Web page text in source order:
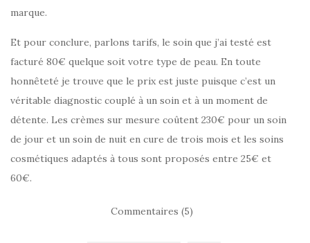
marque.
Et pour conclure, parlons tarifs, le soin que j’ai testé est
facturé 80€ quelque soit votre type de peau. En toute
honnêteté je trouve que le prix est juste puisque c’est un
véritable diagnostic couplé à un soin et à un moment de
détente. Les crèmes sur mesure coûtent 230€ pour un soin
de jour et un soin de nuit en cure de trois mois et les soins
cosmétiques adaptés à tous sont proposés entre 25€ et
60€.
Commentaires (5)